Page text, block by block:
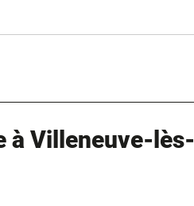
à Villeneuve-lès-